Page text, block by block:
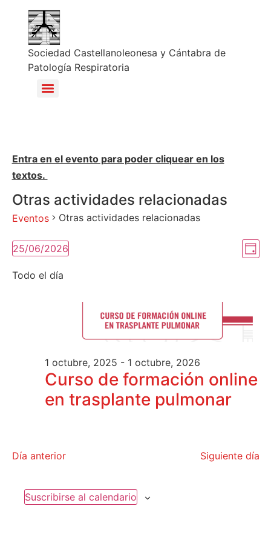
Sociedad Castellanoleonesa y Cántabra de
Patología Respiratoria
Entra en el evento para poder cliquear en los
textos.
Otras actividades relacionadas
Eventos Otras actividades relacionadas
Día
25/06/2026
la
fecha.
Todo el día
Curso de formación online
en trasplante pulmonar
1 octubre, 2025 - 1 octubre, 2026
Día anterior Siguiente día
Suscribirse al calendario